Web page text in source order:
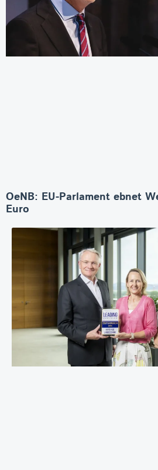
OeNB: EU-Parlament ebnet
Euro